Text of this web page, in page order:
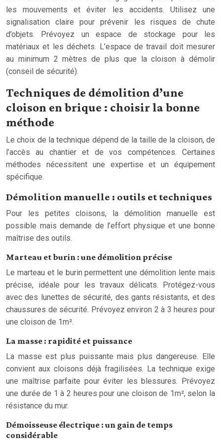
les mouvements et éviter les accidents. Utilisez une
signalisation claire pour prévenir les risques de chute
d’objets. Prévoyez un espace de stockage pour les
matériaux et les déchets. L’espace de travail doit mesurer
au minimum 2 mètres de plus que la cloison à démolir
(conseil de sécurité).
Techniques de démolition d’une
cloison en brique : choisir la bonne
méthode
Le choix de la technique dépend de la taille de la cloison, de
l’accès au chantier et de vos compétences. Certaines
méthodes nécessitent une expertise et un équipement
spécifique.
Démolition manuelle : outils et techniques
Pour les petites cloisons, la démolition manuelle est
possible mais demande de l’effort physique et une bonne
maîtrise des outils.
Marteau et burin : une démolition précise
Le marteau et le burin permettent une démolition lente mais
précise, idéale pour les travaux délicats. Protégez-vous
avec des lunettes de sécurité, des gants résistants, et des
chaussures de sécurité. Prévoyez environ 2 à 3 heures pour
une cloison de 1m².
La masse : rapidité et puissance
La masse est plus puissante mais plus dangereuse. Elle
convient aux cloisons déjà fragilisées. La technique exige
une maîtrise parfaite pour éviter les blessures. Prévoyez
une durée de 1 à 2 heures pour une cloison de 1m², selon la
résistance du mur.
Démoisseuse électrique : un gain de temps
considérable